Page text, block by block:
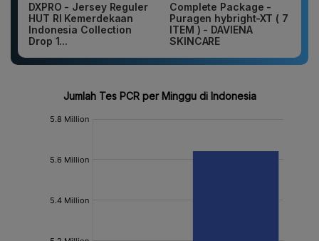
DXPRO - Jersey Reguler
HUT RI Kemerdekaan
Indonesia Collection
Drop 1...
Complete Package -
Puragen hybright-XT ( 7
ITEM ) - DAVIENA
SKINCARE